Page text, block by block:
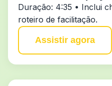
Duração: 4:35 • Inclui
roteiro de facilitação.
Assistir agora